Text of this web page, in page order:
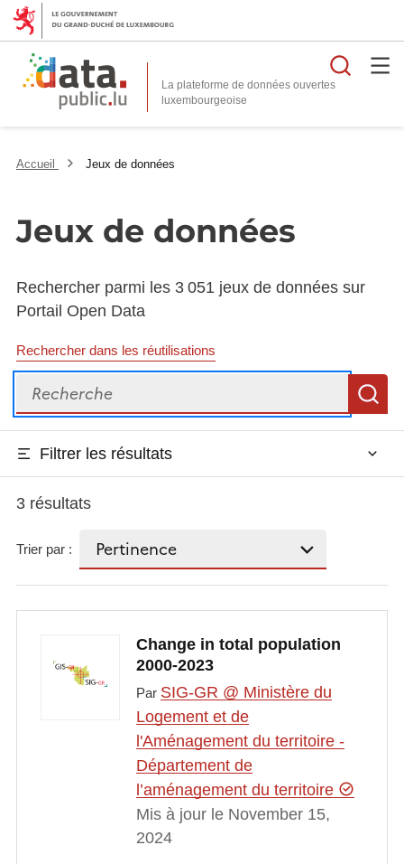
La plateforme de données ouvertes
Accueil Jeux de données
Jeux de données
Rechercher parmi les 3 051 jeux de données sur
Portail Open Data
Rechercher dans les réutilisations
Recherche
Filtrer les résultats
3 résultats
Trier par :
Change in total population
2000-2023
Par SIG-GR @ Ministère du
Logement et de
l'Aménagement du territoire -
Département de
l’aménagement du territoire
Mis à jour le November 15,
2024